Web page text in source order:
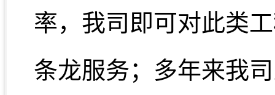
率，我司即可对此类
条龙服务；多年来我